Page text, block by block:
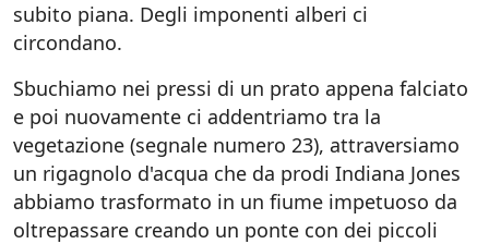
subito piana. Degli imponenti alberi ci
circondano.
Sbuchiamo nei pressi di un prato appena falciato
e poi nuovamente ci addentriamo tra la
vegetazione (segnale numero 23), attraversiamo
un rigagnolo d'acqua che da prodi Indiana Jones
abbiamo trasformato in un fiume impetuoso da
oltrepassare creando un ponte con dei piccoli